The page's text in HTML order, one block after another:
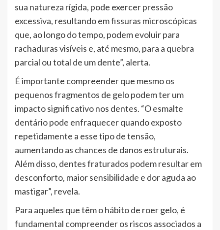
sua natureza rígida, pode exercer pressão
excessiva, resultando em fissuras microscópicas
que, ao longo do tempo, podem evoluir para
rachaduras visíveis e, até mesmo, para a quebra
parcial ou total de um dente”, alerta.
É importante compreender que mesmo os
pequenos fragmentos de gelo podem ter um
impacto significativo nos dentes. “O esmalte
dentário pode enfraquecer quando exposto
repetidamente a esse tipo de tensão,
aumentando as chances de danos estruturais.
Além disso, dentes fraturados podem resultar em
desconforto, maior sensibilidade e dor aguda ao
mastigar”, revela.
Para aqueles que têm o hábito de roer gelo, é
fundamental compreender os riscos associados a